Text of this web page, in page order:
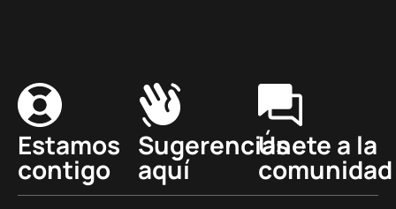
Estamos
contigo
Sugerencias
aquí
Únete a la
comunidad